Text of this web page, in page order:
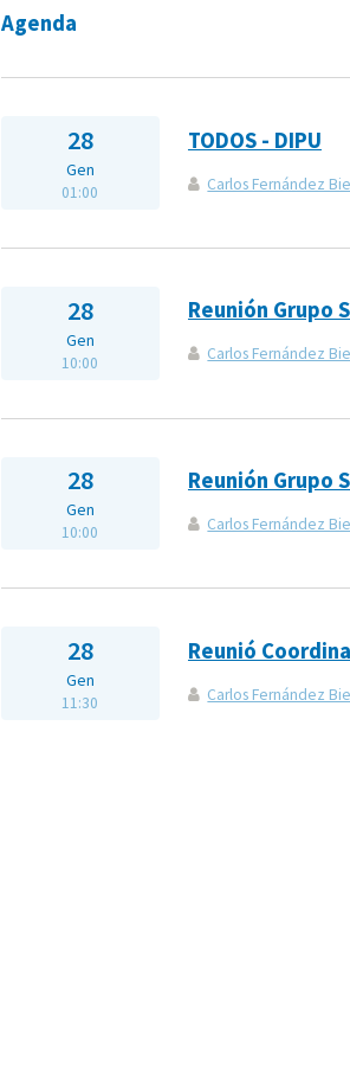
Agenda
28
Gen
01:00
TODOS - DIPU
Carlos Fernández
28
Gen
10:00
Reunión Grupo
Carlos Fernández
28
Gen
10:00
Reunión Grupo
Carlos Fernández
28
Gen
11:30
Reunió
Carlos Fernández